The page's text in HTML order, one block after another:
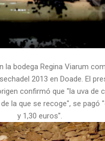
la bodega Regina Viarum
2013 en Doade. El
confirmó que "la uva de
la que se recoge", se pagó
y 1,30 euros".